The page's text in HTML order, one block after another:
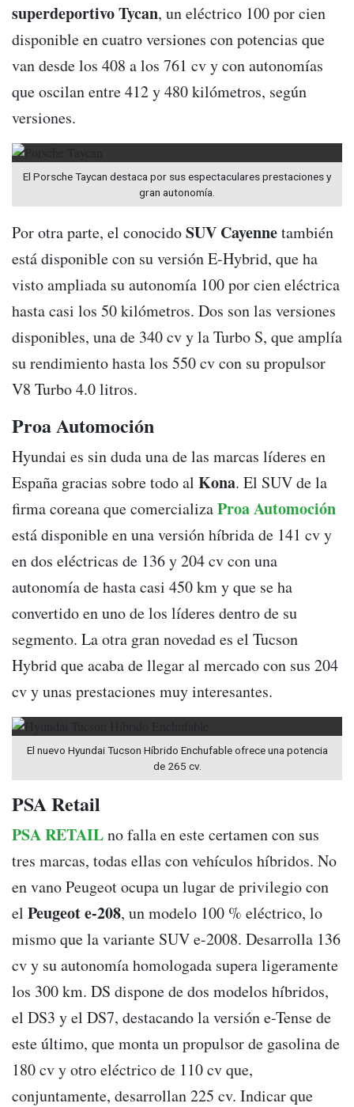
superdeportivo Tycan, un eléctrico 100 por cien
disponible en cuatro versiones con potencias que
van desde los 408 a los 761 cv y con autonomías
que oscilan entre 412 y 480 kilómetros, según
versiones.
El Porsche Taycan destaca por sus espectaculares prestaciones y
gran autonomía.
Por otra parte, el conocidoSUV Cayennetambién
está disponible con su versión E-Hybrid, que ha
visto ampliada su autonomía 100 por cien eléctrica
hasta casi los 50 kilómetros. Dos son las versiones
disponibles, una de 340 cv y la Turbo S, que amplía
su rendimiento hasta los 550 cv con su propulsor
V8 Turbo 4.0 litros.
Proa Automoción
Hyundai es sin duda una de las marcas líderes en
España gracias sobre todo al Kona. El SUV de la
firma coreana que comercializaProa Automoción
está disponible en una versión híbrida de 141 cv y
en dos eléctricas de 136 y 204 cv con una
autonomía de hasta casi 450 km y que se ha
convertido en uno de los líderes dentro de su
segmento. La otra gran novedad es el Tucson
Hybrid que acaba de llegar al mercado con sus 204
cv y unas prestaciones muy interesantes.
El nuevo Hyundai Tucson Híbrido Enchufable ofrece una potencia
de 265 cv.
PSA Retail
PSA RETAILno falla en este certamen con sus
tres marcas, todas ellas con vehículos híbridos. No
en vano Peugeot ocupa un lugar de privilegio con
el Peugeot e-208, un modelo 100 % eléctrico, lo
mismo que la variante SUV e-2008. Desarrolla 136
cv y su autonomía homologada supera ligeramente
los 300 km. DS dispone de dos modelos híbridos,
el DS3 y el DS7, destacando la versión e-Tense de
este último, que monta un propulsor de gasolina de
180 cv y otro eléctrico de 110 cv que,
conjuntamente, desarrollan 225 cv. Indicar que